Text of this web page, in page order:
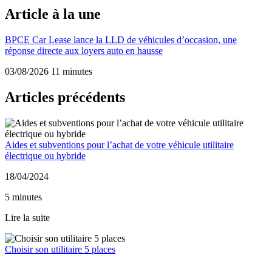
Article à la une
BPCE Car Lease lance la LLD de véhicules d’occasion, une
réponse directe aux loyers auto en hausse
03/08/2026 11 minutes
Articles précédents
Aides et subventions pour l’achat de votre véhicule utilitaire
électrique ou hybride
18/04/2024
5 minutes
Lire la suite
Choisir son utilitaire 5 places